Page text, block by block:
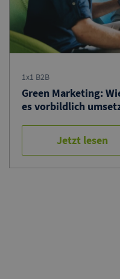
1x1 B2B
Green Marketing:
es vorbildlich
Jetzt lesen